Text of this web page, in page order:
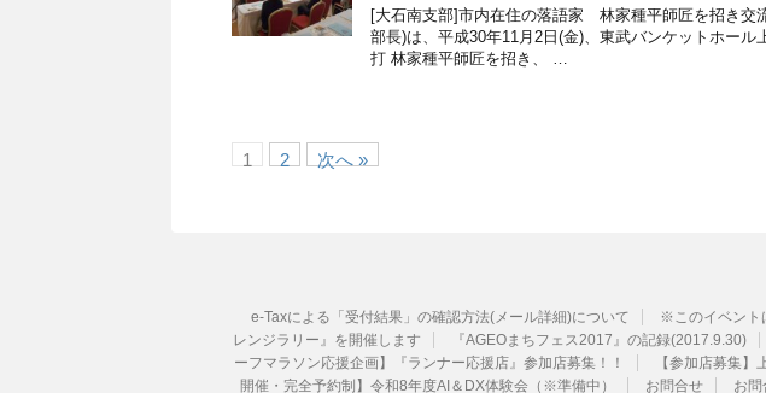
[大石南支部]市内在住の落語家 林家種平師匠を招き交
部長)は、平成30年11月2日(金)、東武バンケットホール
打 林家種平師匠を招き、 …
1 2 次へ »
e-Taxによる「受付結果」の確認方法(メール詳細)について
※このイベント
レンジラリー』を開催します
『AGEOまちフェス2017』の記録(2017.9.30)
ーフマラソン応援企画】『ランナー応援店』参加店募集！！
【参加店募集】
開催・完全予約制】令和8年度AI＆DX体験会（※準備中）
お問合せ お問